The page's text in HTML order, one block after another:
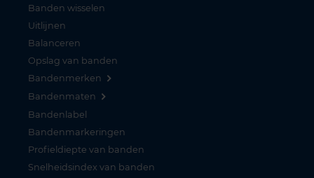
Banden wisselen
Uitlijnen
Balanceren
Opslag van banden
Bandenmerken
Bandenmaten
Bandenlabel
Bandenmarkeringen
Profieldiepte van banden
Snelheidsindex van banden